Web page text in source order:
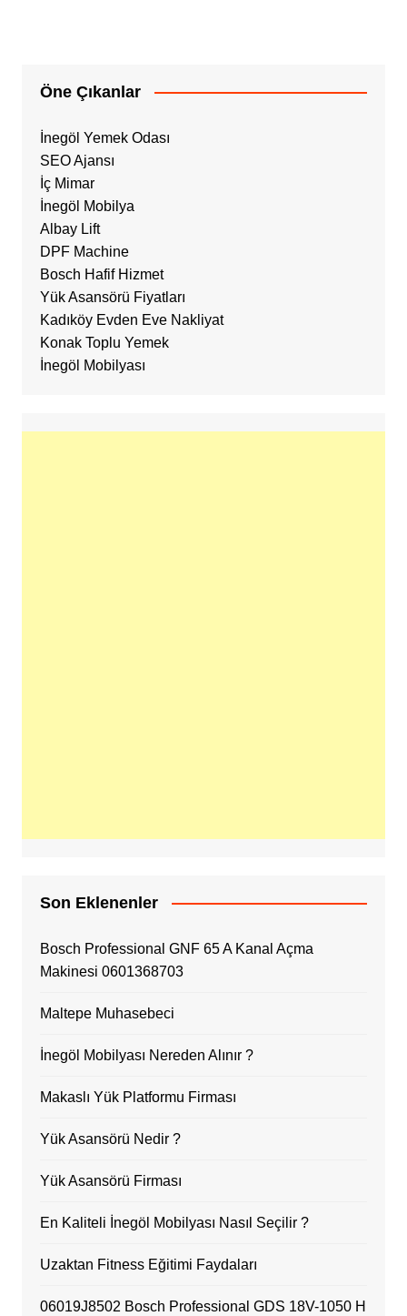
Öne Çıkanlar
İnegöl Yemek Odası
SEO Ajansı
İç Mimar
İnegöl Mobilya
Albay Lift
DPF Machine
Bosch Hafif Hizmet
Yük Asansörü Fiyatları
Kadıköy Evden Eve Nakliyat
Konak Toplu Yemek
İnegöl Mobilyası
Son Eklenenler
Bosch Professional GNF 65 A Kanal Açma
Makinesi 0601368703
Maltepe Muhasebeci
İnegöl Mobilyası Nereden Alınır ?
Makaslı Yük Platformu Firması
Yük Asansörü Nedir ?
Yük Asansörü Firması
En Kaliteli İnegöl Mobilyası Nasıl Seçilir ?
Uzaktan Fitness Eğitimi Faydaları
06019J8502 Bosch Professional GDS 18V-1050 H